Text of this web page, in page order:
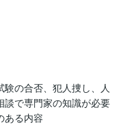
の合否、犯人捜し、人
談で専門家の知識が必要
ある内容